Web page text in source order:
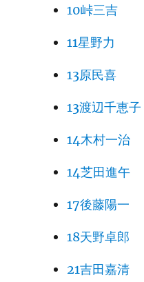
10峠三吉
11星野力
13原民喜
13渡辺千恵子
14木村一治
14芝田進午
17後藤陽一
18天野卓郎
21吉田嘉清